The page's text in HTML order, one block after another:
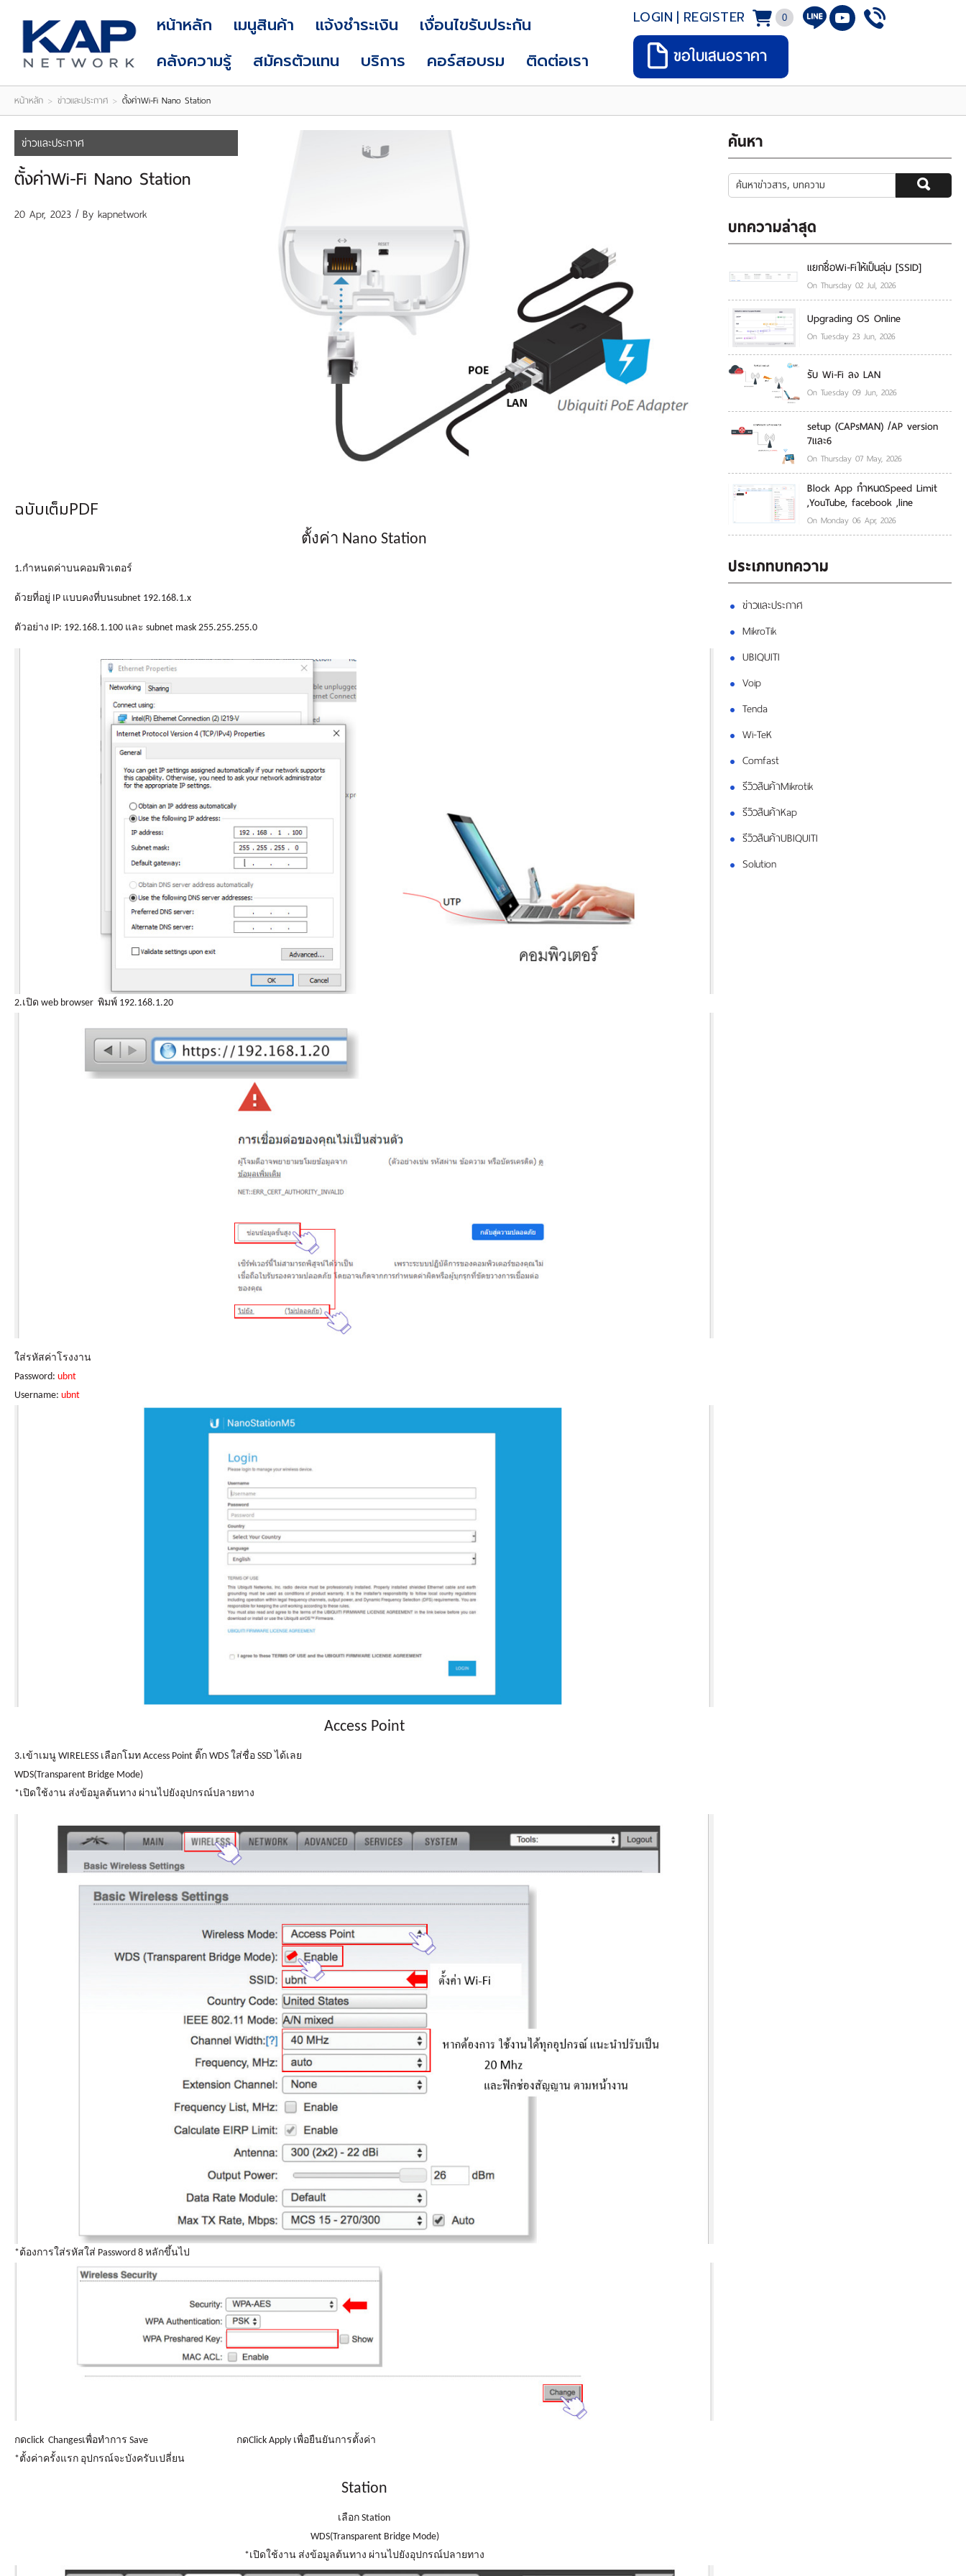
REGISTER
หน้าหลัก เมนูสินค้า แจ้งชำระเงิน
เงื่อนไขรับประกัน
คลังความรู้
สมัครตัวแทน บริการ คอร์สอบรม ติดต่อเรา
LOGIN | REGISTER 0
ขอใบเสนอราคา
หน้าหลัก > ข่าวและประกาศ > ตั้งค่าWi-Fi Nano Station
ข่าวและประกาศ
ตั้งค่าWi-Fi Nano Station
20 Apr, 2023 / By kapnetwork
ฉบับเต็มPDF
ตั้งค่า Nano Station
1.กำหนดค่าบนคอมพิวเตอร์
ด้วยที่อยู่ IP แบบคงที่บนsubnet 192.168.1.x
ตัวอย่าง IP: 192.168.1.100 และ subnet mask 255.255.255.0
2.เปิด web browser พิมพ์ 192.168.1.20
ใส่รหัสค่าโรงงาน
Password: ubnt
Username: ubnt
Access Point
3.เข้าเมนู WIRELESS เลือกโมท Access Point ติ๊ก WDS ใส่ชื่อ SSD ได้เลย
WDS(Transparent Bridge Mode)
*เปิดใช้งาน ส่งข้อมูลต้นทาง ผ่านไปยังอุปกรณ์ปลายทาง
*ต้องการใส่รหัสใส่ Password 8 หลักขึ้นไป
กดclick Changesเพื่อทำการ Save กดClick Apply เพื่อยืนยันการตั้งค่า
*ตั้งค่าครั้งแรก อุปกรณ์จะบังครับเปลี่ยน
Station
เลือก Station
WDS(Transparent Bridge Mode)
*เปิดใช้งาน ส่งข้อมูลต้นทาง ผ่านไปยังอุปกรณ์ปลายทาง
ค้นหา
บทความล่าสุด
แยกชื่อWi-Fiให้เป็นลุ่ม [SSID]
On Thursday 02 Jul, 2026
Upgrading OS Online
On Tuesday 23 Jun, 2026
รับ Wi-Fi ลง LAN
On Tuesday 09 Jun, 2026
setup (CAPsMAN) /AP version
7และ6
On Thursday 07 May, 2026
Block App กำหนดSpeed Limit
,YouTube, facebook ,line
On Monday 06 Apr, 2026
ประเภทบทความ
ข่าวและประกาศ
MikroTik
UBIQUITI
Voip
Tenda
Wi-TeK
Comfast
รีวิวสินค้าMikrotik
รีวิวสินค้าKap
รีวิวสินค้าUBIQUITI
Solution